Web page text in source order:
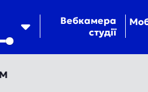
Вебкамера
студії